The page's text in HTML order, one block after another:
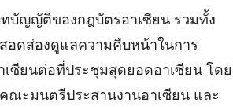
ญญัติของกฎบัตรอาเซียน รวมทั้ง
อดส่องดูแลความคืบหน้าในการ
ซียนต่อที่ประชุมสุดยอดอาเซียน โดย
ณะมนตรีประสานงานอาเซียน และ